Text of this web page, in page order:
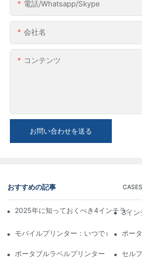
電話/whatsapp/skype
会社名
コンテンツ
お問い合わせを送る
おすすめの記事 CASES
2025年に知っておくべき4インチラベ
3イン
モバイルプリンター：いつでもどこでも
ポー
ポータブルラベルプリンター：パーソ
セル